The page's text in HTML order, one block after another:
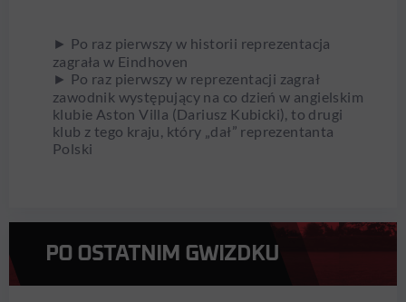
► Po raz pierwszy w historii reprezentacja
zagrała w Eindhoven
► Po raz pierwszy w reprezentacji zagrał
zawodnik występujący na co dzień w angielskim
klubie Aston Villa (Dariusz Kubicki), to drugi
klub z tego kraju, który „dał” reprezentanta
Polski
PO OSTATNIM GWIZDKU